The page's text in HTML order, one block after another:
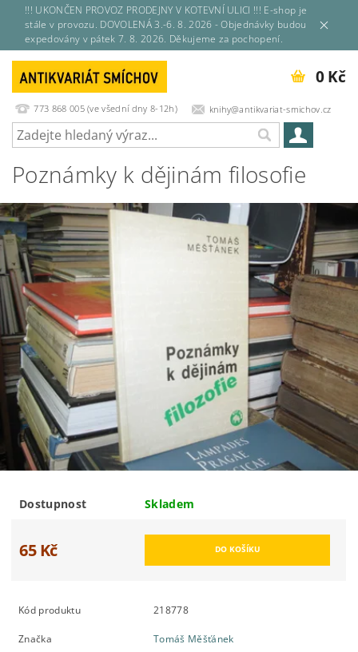
!!! UKONČEN PROVOZ PRODEJNY V KOTEVNÍ ULICI !!! E-shop je
stále v provozu. DOVOLENÁ 3.-6. 8. 2026 - Objednávky budou
expedovány v pátek 7. 8. 2026. Děkujeme za pochopení.
773 868 005 (ve všední dny 8-12h) knihy@antikvariat-smichov.cz
0 Kč
Poznámky k dějinám filosofie
Dostupnost Skladem
65 Kč
Kód produktu 218778
Značka Tomáš Měšťánek